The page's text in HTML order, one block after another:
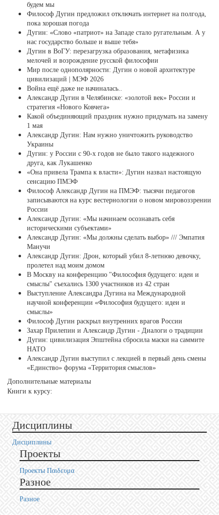
будем мы
Философ Дугин предложил отключать интернет на полгода,
пока хорошая погода
Дугин: «Слово «патриот» на Западе стало ругательным. А у
нас государство больше и выше тебя»
Дугин в ВоГУ: перезагрузка образования, метафизика
мелочей и возрождение русской философии
Мир после однополярности: Дугин о новой архитектуре
цивилизаций | МЭФ 2026
Война ещё даже не начиналась..
Александр Дугин в Челябинске: «золотой век» России и
стратегия «Нового Ковчега»
Какой объединяющий праздник нужно придумать на замену
1 мая
Александр Дугин: Нам нужно уничтожить руководство
Украины
Дугин: у России с 90-х годов не было такого надежного
друга, как Лукашенко
«Она привела Трампа к власти»: Дугин назвал настоящую
сенсацию ПМЭФ
Философ Александр Дугин на ПМЭФ: тысячи педагогов
записываются на курс вестернологии о новом мировоззрении
России
Александр Дугин: «Мы начинаем осознавать себя
историческими субъектами»
Александр Дугин: «Мы должны сделать выбор» /// Эмпатия
Манучи
Александр Дугин: Дрон, который убил 8-летнюю девочку,
пролетел над моим домом
В Москву на конференцию "Философия будущего: идеи и
смыслы" съехались 1300 участников из 42 стран
Выступление Александра Дугина на Международной
научной конференции «Философия будущего: идеи и
смыслы»
Философ Дугин раскрыл внутренних врагов России
Захар Прилепин и Александр Дугин - Диалоги о традиции
Дугин: цивилизация Эпштейна сбросила маски на саммите
НАТО
Александр Дугин выступил с лекцией в первый день смены
«Единство» форума «Территория смыслов»
Дополнительные материалы
Книги к курсу:
Дисциплины
Дисциплины
Проекты
Проекты Пαιδευμα
Разное
Разное